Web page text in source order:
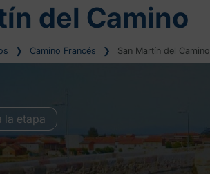
del Camino
❯ Camino Francés ❯ San Martín del Camino
la etapa